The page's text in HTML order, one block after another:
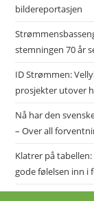
bildereportasjen
stemningen 70 år
ID Strømmen:
prosjekter utover
Nå har den
– Over all
Klatrer på
gode følelsen inn i